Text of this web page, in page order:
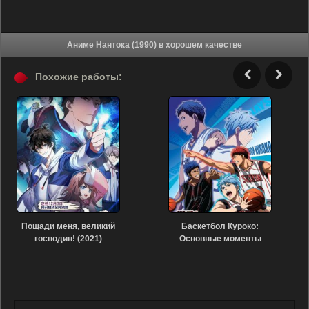
Аниме Нантока (1990) в хорошем качестве
Похожие работы:
Пощади меня, великий
господин! (2021)
Баскетбол Куроко:
Основные моменты